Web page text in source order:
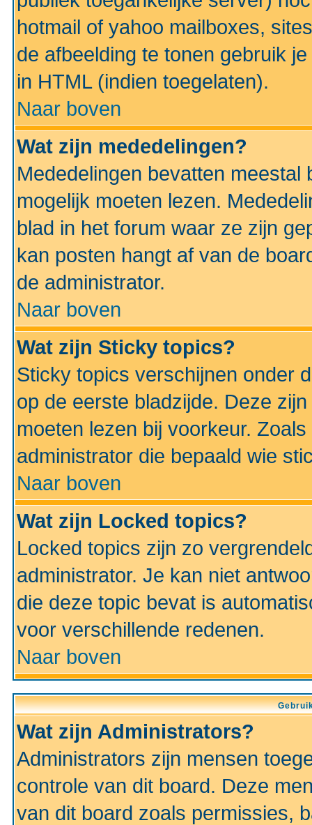
hotmail of yahoo mailboxes,
de afbeelding te tonen gebruik
in HTML (indien toegelaten).
Naar boven
Wat zijn mededelingen?
Mededelingen bevatten
mogelijk moeten lezen.
blad in het forum waar ze zijn
kan posten hangt af van de
de administrator.
Naar boven
Wat zijn Sticky topics?
Sticky topics verschijnen onder
op de eerste bladzijde. Deze
moeten lezen bij voorkeur.
administrator die bepaald wie
Naar boven
Wat zijn Locked topics?
Locked topics zijn zo
administrator. Je kan niet
die deze topic bevat is
voor verschillende redenen.
Naar boven
Wat zijn Administrators?
Administrators zijn mensen
controle van dit board. Deze
van dit board zoals permissies,